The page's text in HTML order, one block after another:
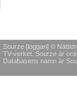
Sourze [loggan] ©
TV-verket. Sourze är
Databasens namn är